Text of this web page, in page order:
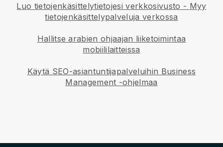
Luo tietojenkäsittelytietojesi verkkosivusto - Myy
tietojenkäsittelypalveluja verkossa
Hallitse arabien ohjaajan liiketoimintaa
mobiililaitteissa
Käytä SEO-asiantuntijapalveluihin Business
Management -ohjelmaa